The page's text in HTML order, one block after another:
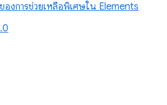
งการช่วยเหลือพิเศษใน Elements